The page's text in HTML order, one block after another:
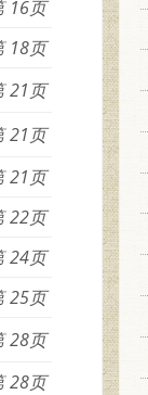
16
18
21
21
21
22
24
25
28
28